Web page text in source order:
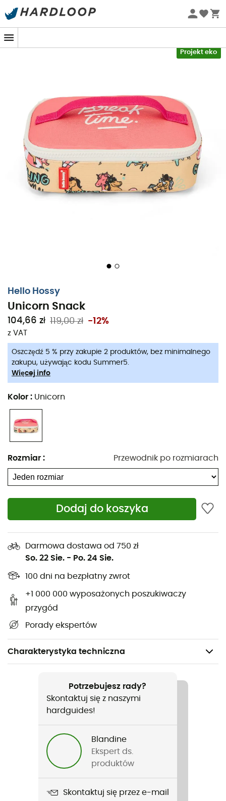
Letnie promocje 🔥 -5% DODATKOWO przy zakupie 2
Projekt eko
Hello Hossy
Unicorn Snack
104,66 zł 119,00 zł -12%
z VAT
Oszczędź 5 % przy zakupie 2 produktów, bez minimalnego
zakupu, używając kodu Summer5.
Więcej info
Kolor : Unicorn
Rozmiar : Przewodnik po rozmiarach
Dodaj do koszyka
Darmowa dostawa od 750 zł
So. 22 Sie. - Po. 24 Sie.
100 dni na bezpłatny zwrot
+1 000 000 wyposażonych poszukiwaczy
przygód
Porady ekspertów
Charakterystyka techniczna
Turystyka piesza / Codzienny użytek
Nazwa produktu
Unicorn Snack
Z recyklingu
Potrzebujesz rady?
Skontaktuj się z naszymi
hardguides!
Blandine
Ekspert ds.
produktów
Skontaktuj się przez e-mail